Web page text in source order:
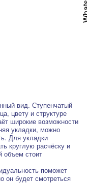
вид. Ступенчатый
цвету и структуре
широкие возможности
укладки, можно
Для укладки
круглую расчёску и
объем стоит
поможет
он будет смотреться